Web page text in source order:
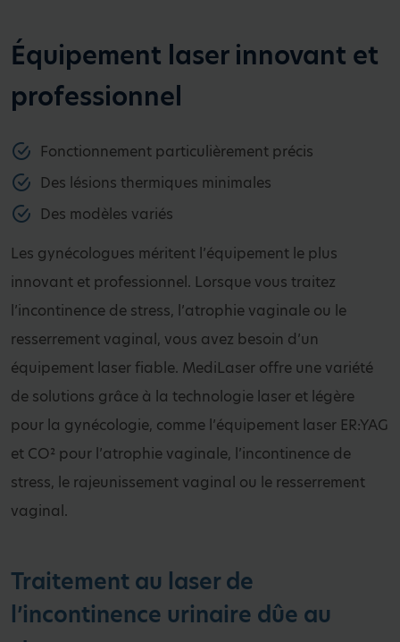
Équipement laser innovant et
professionnel
Fonctionnement particulièrement précis
Des lésions thermiques minimales
Des modèles variés
Les gynécologues méritent l’équipement le plus
innovant et professionnel. Lorsque vous traitez
l’incontinence de stress, l’atrophie vaginale ou le
resserrement vaginal, vous avez besoin d’un
équipement laser fiable. MediLaser offre une variété
de solutions grâce à la technologie laser et légère
pour la gynécologie, comme l’équipement laser ER:YAG
et CO² pour l’atrophie vaginale, l’incontinence de
stress, le rajeunissement vaginal ou le resserrement
vaginal.
Traitement au laser de
l’incontinence urinaire dûe au